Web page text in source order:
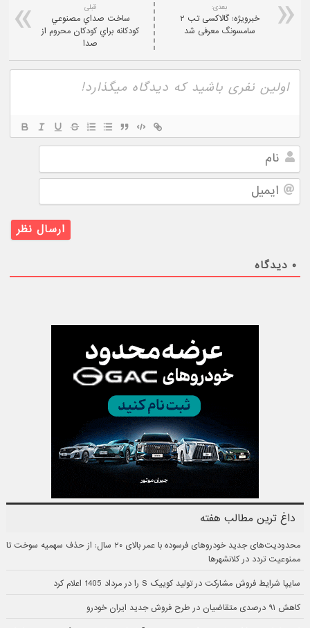
قبلی
ساخت صداي مصنوعي
كودكانه براي كودكان محروم از
صدا
بعدی:
خبرویژه: گالاکسی تب ۲
سامسونگ معرفی شد
نام
ایمیل
۰ دیدگاه
داغ ترین مطالب هفته
محدودیت‌های جدید خودروهای فرسوده با عمر بالای ۲۰ سال: از حذف سهمیه سوخت تا
ممنوعیت تردد در کلانشهرها
سایپا شرایط فروش مشارکت در تولید کوییک S را در مرداد 1405 اعلام کرد
کاهش ۹۱ درصدی متقاضیان در طرح فروش جدید ایران خودرو